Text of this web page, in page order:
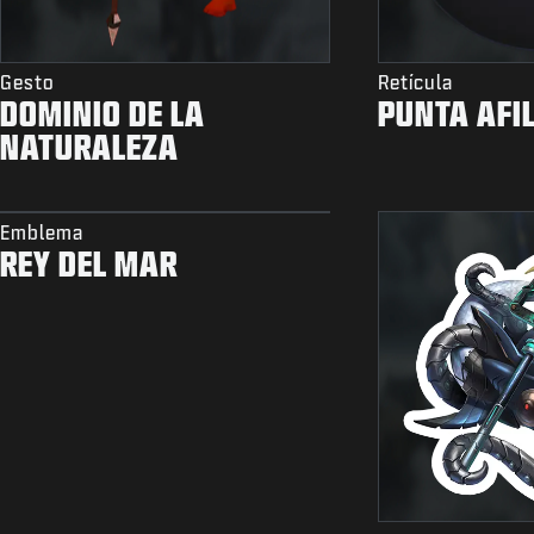
Gesto
DOMINIO DE LA
NATURALEZA
Retícula
PUNTA
Emblema
REY DEL MAR